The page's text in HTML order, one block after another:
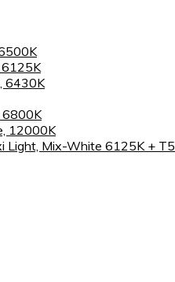
6125K
6430K
6800K
12000K
Light, Mix-White 6125K + T5